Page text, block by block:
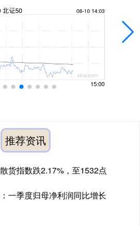
推荐资讯
货指数跌2.17%，至1532点
一季度归母净利润同比增长